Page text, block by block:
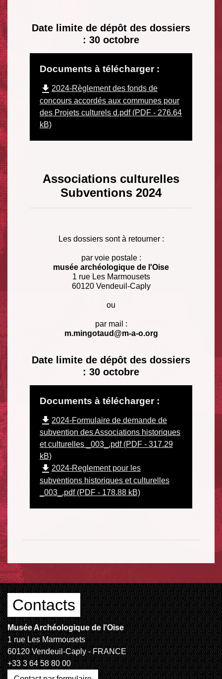
Date limite de dépôt des dossiers
: 30 octobre
Documents à télécharger :
file_download 2024-Règlement des fonds de
concours accordés aux communes pour
des Projets culturels d.pdf (PDF - 276.64
kB)
Associations culturelles
Subventions 2024
Les dossiers sont à retourner :
par voie postale :
musée archéologique de l'Oise
1 rue Les Marmousets
60120 Vendeuil-Caply
ou
par mail :
m.mingotaud@m-a-o.org
Date limite de dépôt des dossiers
: 30 octobre
Documents à télécharger :
file_download 2024-Formulaire de demande de
subvention des Associations historiques
et culturelles _003_.pdf (PDF - 317.29
kB)
file_download 2024-Reglement pour les
subventions historiques et culturelles
_003_.pdf (PDF - 178.88 kB)
Contacts
Musée Archéologique de l'Oise
1 rue Les Marmousets
60120 Vendeuil-Caply - FRANCE
+33 3 64 58 80 00